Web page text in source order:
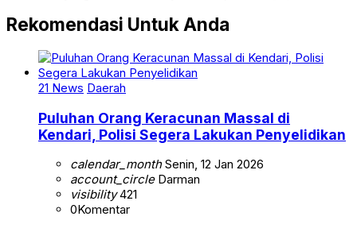
Rekomendasi Untuk Anda
21 News Daerah
Puluhan Orang Keracunan Massal di
Kendari, Polisi Segera Lakukan Penyelidikan
calendar_monthSenin, 12 Jan 2026
account_circleDarman
visibility421
0Komentar